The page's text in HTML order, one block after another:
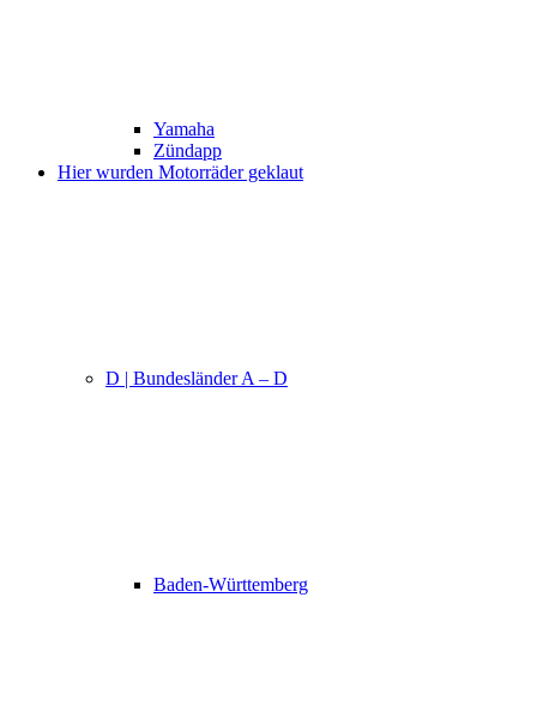
Yamaha
Zündapp
Hier wurden Motorräder geklaut
D | Bundesländer A – D
Baden-Württemberg